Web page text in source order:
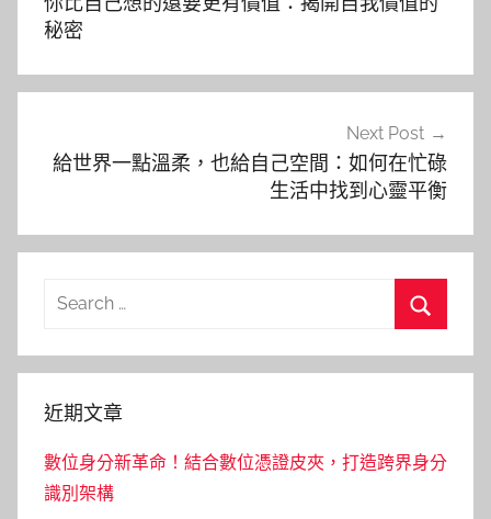
導
覽
秘密
Next Post
給世界一點溫柔，也給自己空間：如何在忙碌
生活中找到心靈平衡
Search
近期文章
數位身分新革命！結合數位憑證皮夾，打造跨界身分
識別架構